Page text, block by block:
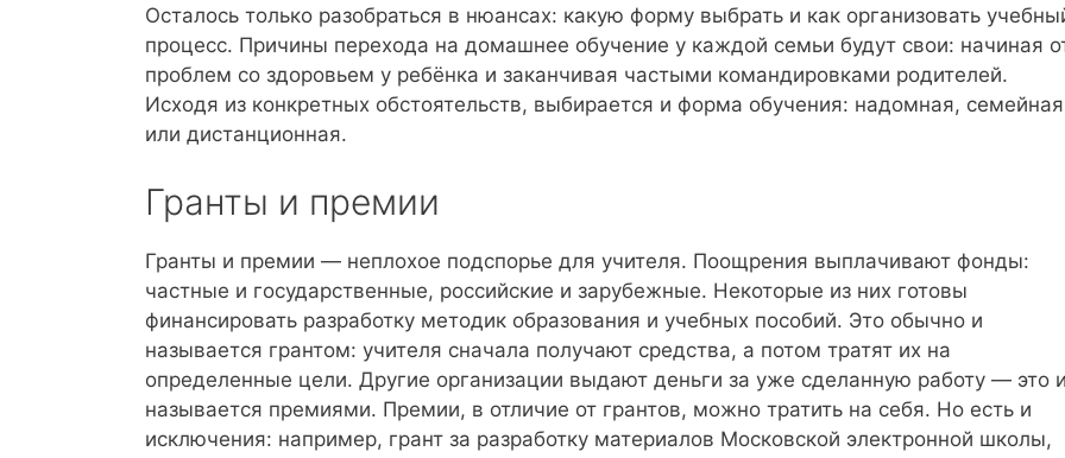
Осталось только разобраться в нюансах: какую форму выбрать и как организовать
процесс. Причины перехода на домашнее обучение у каждой семьи будут свои: начиная
проблем со здоровьем у ребёнка и заканчивая частыми командировками родителей.
Исходя из конкретных обстоятельств, выбирается и форма обучения: надомная, семейная
или дистанционная.
Гранты и премии
Гранты и премии — неплохое подспорье для учителя. Поощрения выплачивают фонды:
частные и государственные, российские и зарубежные. Некоторые из них готовы
финансировать разработку методик образования и учебных пособий. Это обычно и
называется грантом: учителя сначала получают средства, а потом тратят их на
определенные цели. Другие организации выдают деньги за уже сделанную работу — это и
называется премиями. Премии, в отличие от грантов, можно тратить на себя. Но есть и
исключения: например, грант за разработку материалов Московской электронной школы,